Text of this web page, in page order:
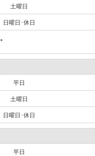
土曜日
日曜日･休日
平日
土曜日
日曜日･休日
平日